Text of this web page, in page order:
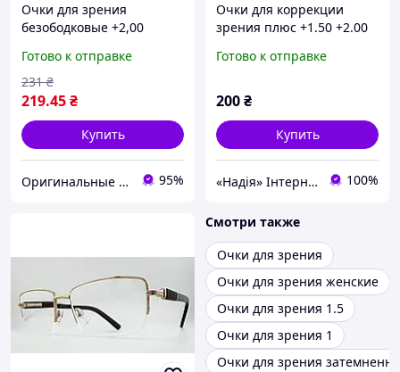
Очки для зрения
безободковые +2,00
Готово к отправке
219.45₴
231 ₴
Купить
Оригинальные подарки в интернет-магазине Панда-Шоп 95%
Очки для коррекции
зрения плюс +1.50 +2.00
Готово к отправке
200₴
Купить
«Надія» Інтернет-Магазин 100%
Смотри также
Очки для зрения
Очки для зрения женские
Очки для зрения 1.5
Очки для зрения 1
Очки для зрения